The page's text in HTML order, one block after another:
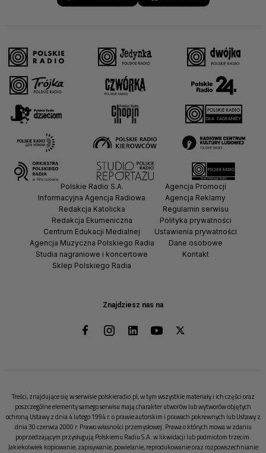
Znajdziesz nas na
Polskie Radio S.A.
Informacyjna Agencja Radiowa
Redakcja Katolicka
Redakcja Ekumeniczna
Centrum Edukacji Medialnej
Agencja Muzyczna Polskiego Radia
Studia nagraniowe i koncertowe
Sklep Polskiego Radia
Agencja Promocji
Agencja Reklamy
Regulamin serwisu
Polityka prywatności
Ustawienia prywatności
Dane osobowe
Kontakt
Treści, znajdujące się w serwisie polskieradio.pl, w tym wszystkie materiały i ich części oraz
poszczególne elementy samego serwisu mają charakter utworów lub wytworów objętych
ochroną Ustawy z dnia 4 lutego 1994 r. o prawie autorskim i prawach pokrewnych lub Ustawy z
dnia 30 czerwca 2000 r. Prawo własności przemysłowej. Prawa o których mowa w zdaniu
poprzedzającym przysługują Polskiemu Radiu S.A. w likwidacji lub podmiotom trzecim.
Jakiekolwiek kopiowanie, zapisywanie, powielanie, reprodukowanie oraz rozpowszechnianie